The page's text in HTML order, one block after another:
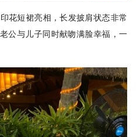
花短裙亮相，长发披肩状态非常
公与儿子同时献吻满脸幸福，一